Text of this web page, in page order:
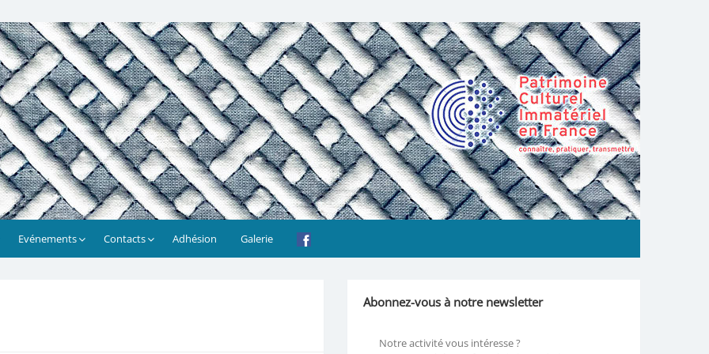
Evénements Contacts Adhésion Galerie
Abonnez-vous à notre newsletter
Notre activité vous intéresse ?